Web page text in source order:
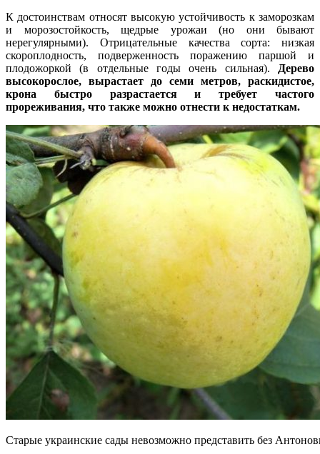
К достоинствам относят высокую устойчивость к заморозкам
и морозостойкость, щедрые урожаи (но они бывают
нерегулярными). Отрицательные качества сорта: низкая
скороплодность, подверженность поражению паршой и
плодожоркой (в отдельные годы очень сильная).
Дерево
высокорослое, вырастает до семи метров, раскидистое,
крона быстро разрастается и требует частого
прореживания, что также можно отнести к недостаткам.
Старые украинские сады невозможно представить без